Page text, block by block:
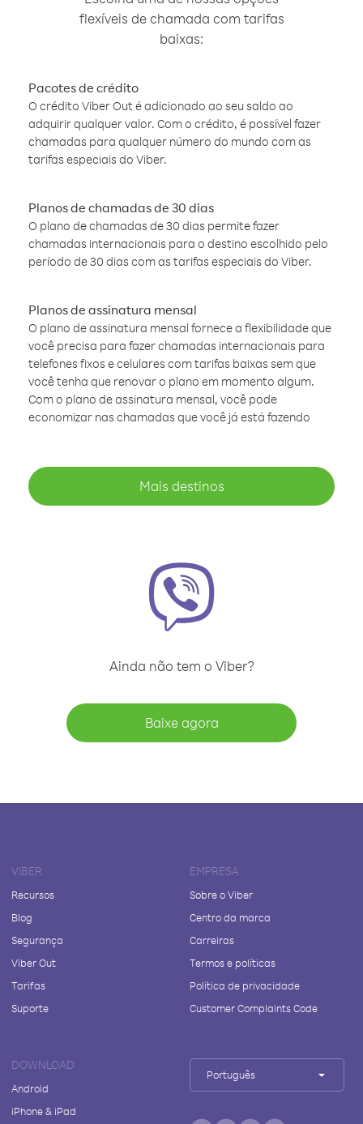
flexíveis de chamada com tarifas
baixas:
Pacotes de crédito
O crédito Viber Out é adicionado ao seu saldo ao
adquirir qualquer valor. Com o crédito, é possível fazer
chamadas para qualquer número do mundo com as
tarifas especiais do Viber.
Planos de chamadas de 30 dias
O plano de chamadas de 30 dias permite fazer
chamadas internacionais para o destino escolhido pelo
período de 30 dias com as tarifas especiais do Viber.
Planos de assinatura mensal
O plano de assinatura mensal fornece a flexibilidade que
você precisa para fazer chamadas internacionais para
telefones fixos e celulares com tarifas baixas sem que
você tenha que renovar o plano em momento algum.
Com o plano de assinatura mensal, você pode
economizar nas chamadas que você já está fazendo
Mais destinos
Ainda não tem o Viber?
Baixe agora
VIBER
Recursos
Blog
Segurança
Viber Out
Tarifas
Suporte
EMPRESA
Sobre o Viber
Centro da marca
Carreiras
Termos e políticas
Política de privacidade
Customer Complaints Code
DOWNLOAD
Android
iPhone & iPad
Português